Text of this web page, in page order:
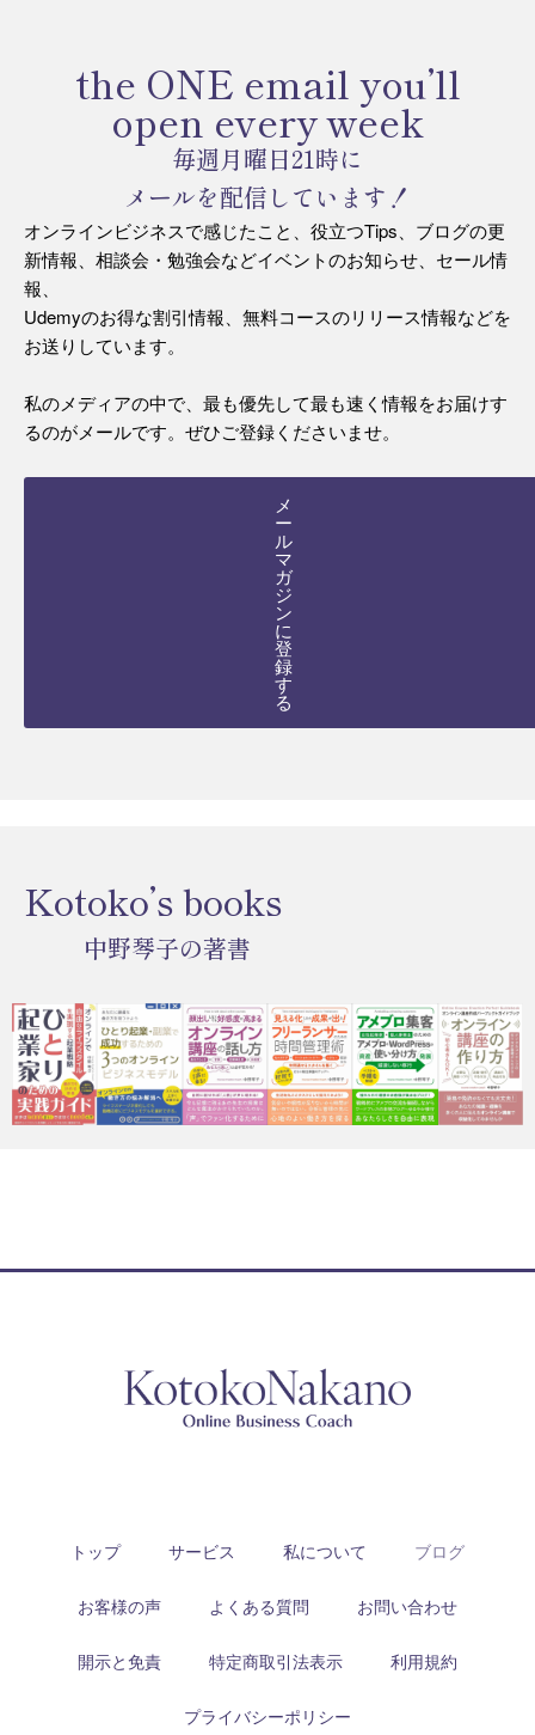
the ONE email you’ll
open every week
毎週月曜日21時に
メールを配信しています！
オンラインビジネスで感じたこと、役立つTips、ブログの更
新情報、相談会・勉強会などイベントのお知らせ、セール情
報、
Udemyのお得な割引情報、無料コースのリリース情報などを
お送りしています。
私のメディアの中で、最も優先して最も速く情報をお届けす
るのがメールです。ぜひご登録くださいませ。
メ
ー
ル
マ
ガ
ジ
ン
に
登
録
す
る
Kotoko’s books
中野琴子の著書
トップ サービス 私について ブログ
お客様の声 よくある質問 お問い合わせ
開示と免責 特定商取引法表示 利用規約
プライバシーポリシー